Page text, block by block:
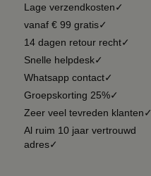
Lage verzendkosten✓
vanaf € 99 gratis✓
14 dagen retour recht✓
Snelle helpdesk✓
Whatsapp contact✓
Groepskorting 25%✓
Zeer veel tevreden klanten✓
Al ruim 10 jaar vertrouwd
adres✓